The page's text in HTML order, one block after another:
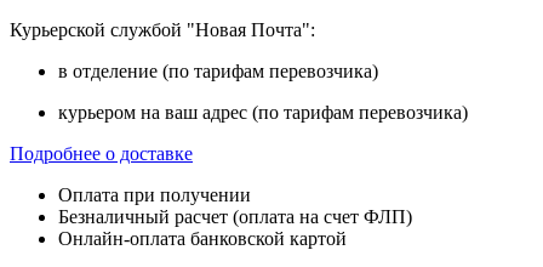
Курьерской службой "Новая Почта":
в отделение (по тарифам перевозчика)
курьером на ваш адрес (по тарифам перевозчика)
Подробнее о доставке
Оплата при получении
Безналичный расчет (оплата на счет ФЛП)
Онлайн-оплата банковской картой